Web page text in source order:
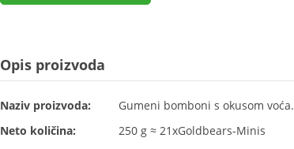
Opis proizvoda
Naziv proizvoda:
Gumeni bomboni s okusom voća.
Neto količina:
250 g ≈ 21xGoldbears-Minis